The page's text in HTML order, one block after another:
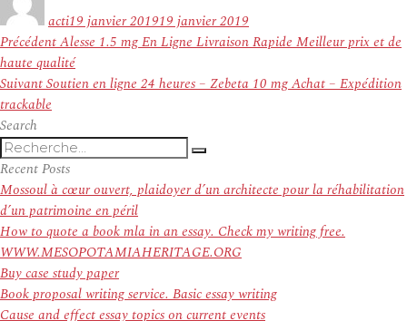
actile
19 janvier 201919 janvier 2019
Navigation
de
l’article
PrécédentArticle
précédent :
Alesse 1.5 mg En Ligne Livraison Rapide Meilleur prix et de
haute qualité
SuivantArticle
suivant :
Soutien en ligne 24 heures – Zebeta 10 mg Achat – Expédition
trackable
Search
Recherche
pour
:
Recherche
Recent Posts
Mossoul à cœur ouvert, plaidoyer d’un architecte pour la réhabilitation
d’un patrimoine en péril
How to quote a book mla in an essay. Check my writing free.
WWW.MESOPOTAMIAHERITAGE.ORG
Buy case study paper
Book proposal writing service. Basic essay writing
Cause and effect essay topics on current events